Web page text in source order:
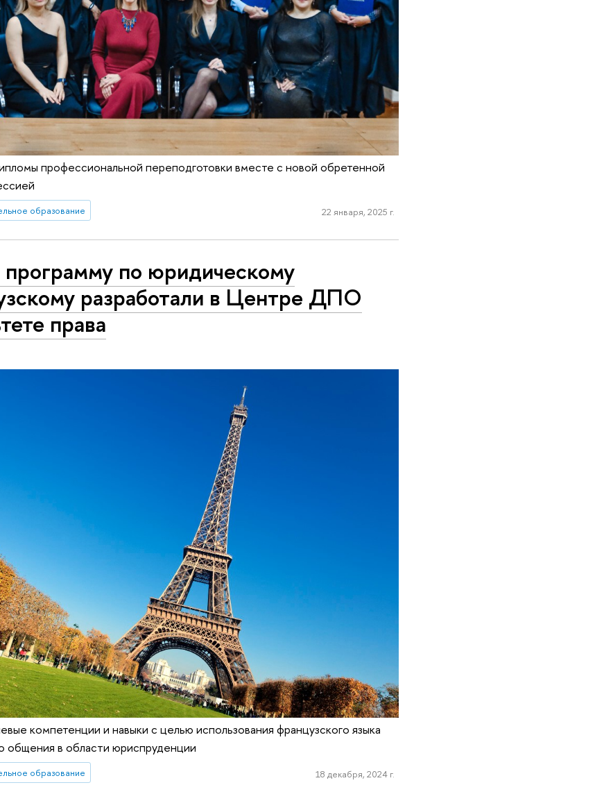
профессиональной переподготовки вместе с новой обретенной
образование 22 января, 2025 г.
по юридическому
разработали в Центре ДПО
права
компетенции и навыки с целью использования французского языка
общения в области юриспруденции
образование 18 декабря, 2024 г.